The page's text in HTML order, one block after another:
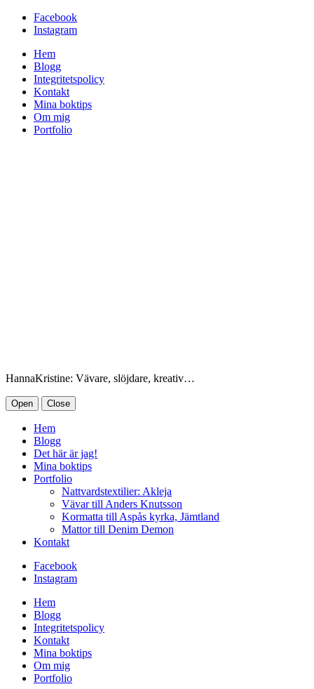
Facebook
Instagram
Hem
Blogg
Integritetspolicy
Kontakt
Mina boktips
Om mig
Portfolio
HannaKristine: Vävare, slöjdare, kreativ…
Open Close
Hem
Blogg
Det här är jag!
Mina boktips
Portfolio
Nattvardstextilier: Akleja
Vävar till Anders Knutsson
Kormatta till Aspås kyrka, Jämtland
Mattor till Denim Demon
Kontakt
Facebook
Instagram
Hem
Blogg
Integritetspolicy
Kontakt
Mina boktips
Om mig
Portfolio